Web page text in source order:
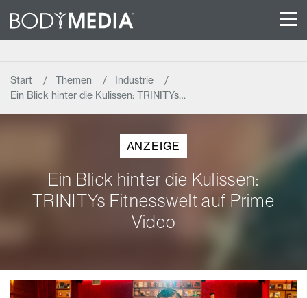
Start Themen
Industrie
Ein Blick hinter die Kulissen: TRINITYs…
ANZEIGE
Ein Blick hinter die Kulissen:
TRINITYs Fitnesswelt auf Prime
Video